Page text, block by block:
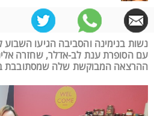
נשות בנימינה והסביבה הגיעו
עם הסופרת ענת לב-אדלר, שחזרה
ההרצאה המבוקשת שלה שמסתובבת